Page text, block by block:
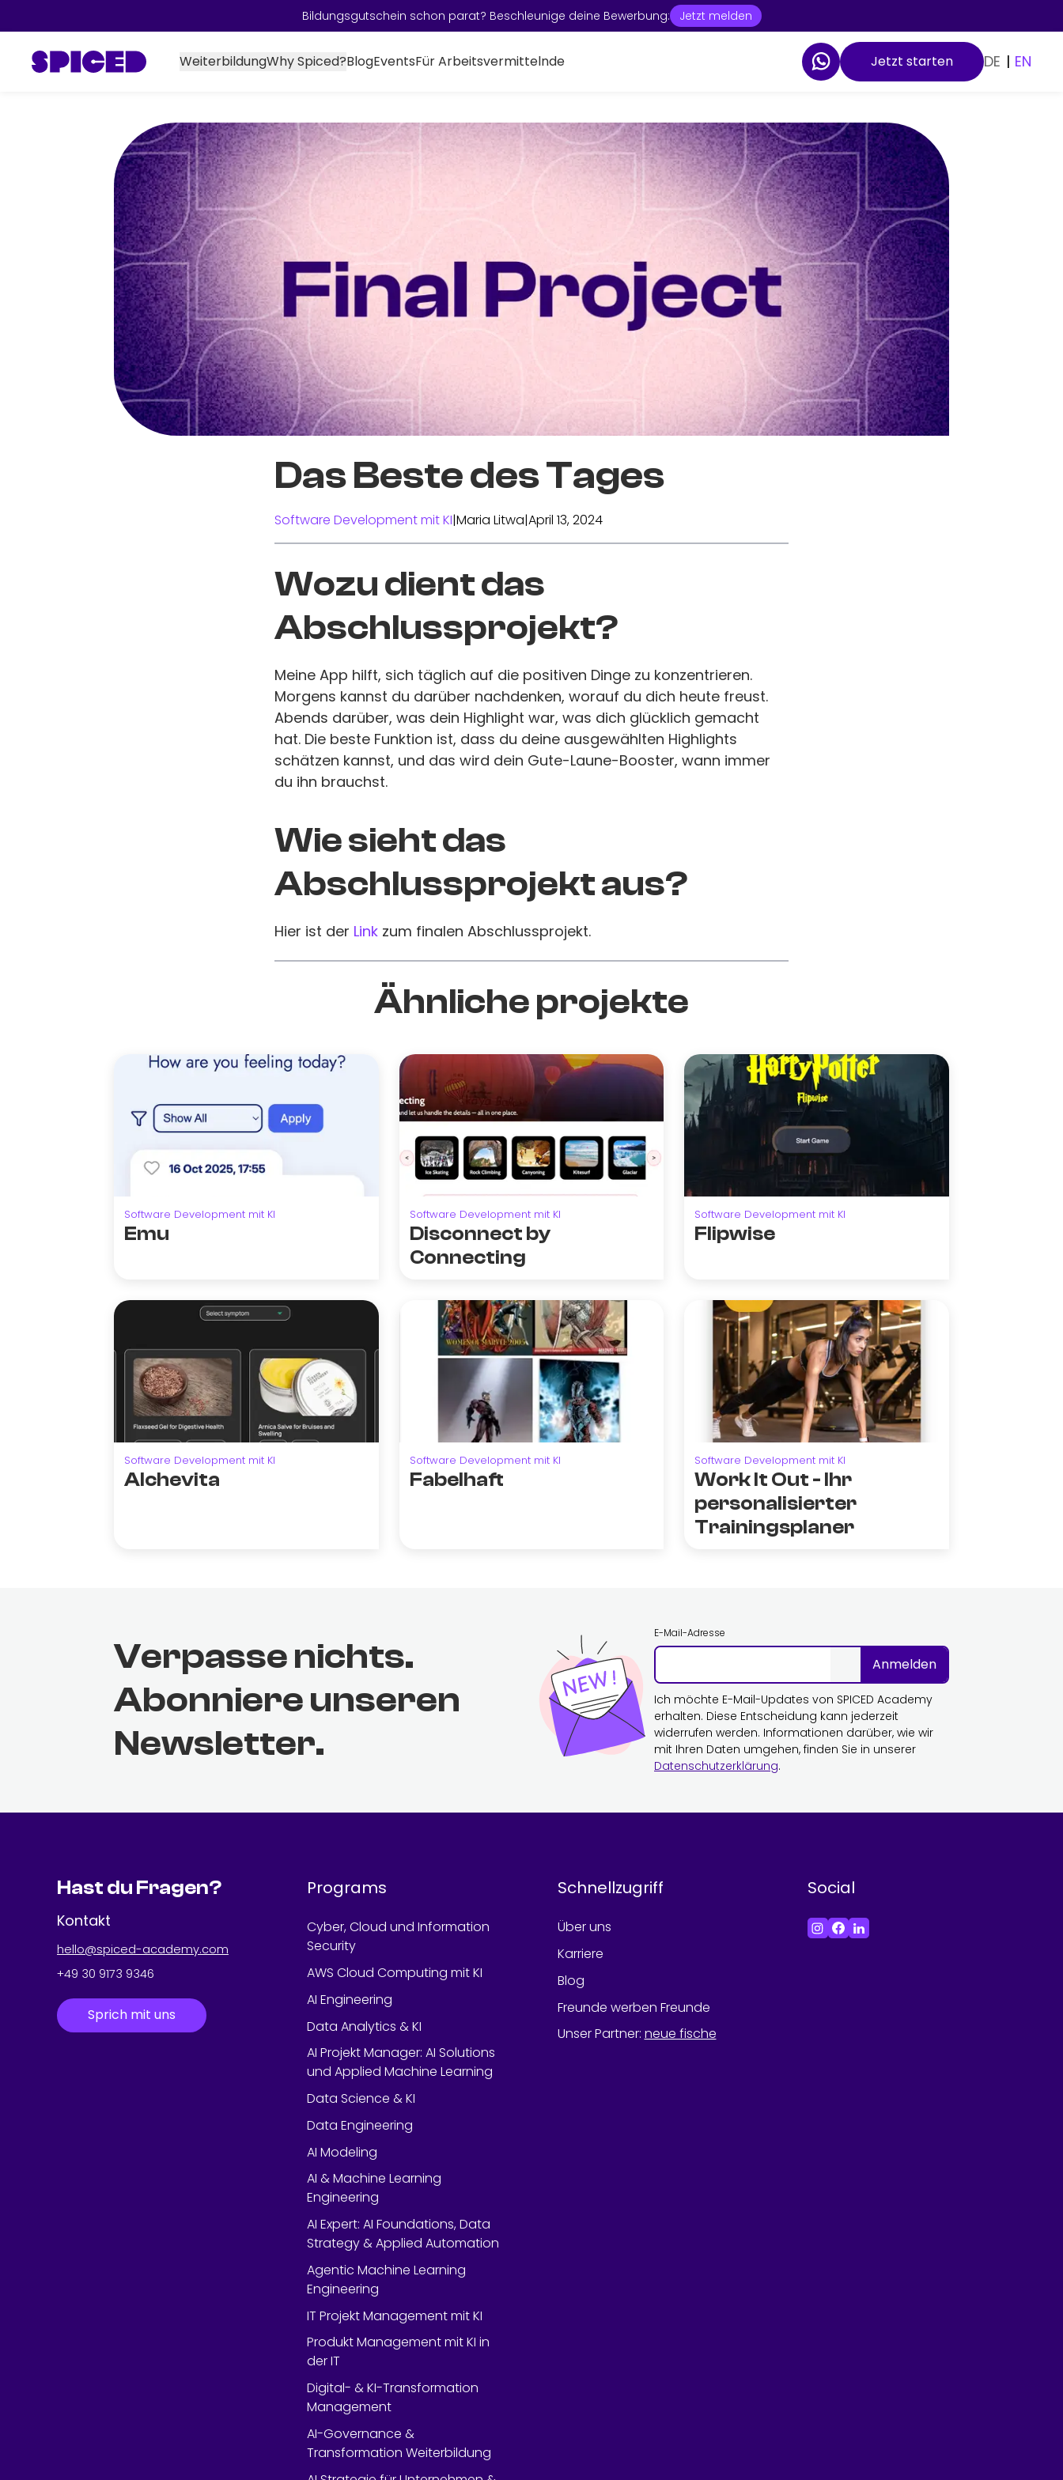
Bildungsgutschein schon parat? Beschleunige deine Bewerbung: Jetzt melden
WeiterbildungWhy Spiced?BlogEventsFür Arbeitsvermittelnde Jetzt starten DE | EN
Das Beste des Tages
Software Development mit KI|Maria Litwa|April 13, 2024
Wozu dient das
Abschlussprojekt?
Meine App hilft, sich täglich auf die positiven Dinge zu konzentrieren.
Morgens kannst du darüber nachdenken, worauf du dich heute freust.
Abends darüber, was dein Highlight war, was dich glücklich gemacht
hat. Die beste Funktion ist, dass du deine ausgewählten Highlights
schätzen kannst, und das wird dein Gute-Laune-Booster, wann immer
du ihn brauchst.
Wie sieht das
Abschlussprojekt aus?
Hier ist der Link zum finalen Abschlussprojekt.
Ähnliche projekte
Software Development mit KI
Emu
Software Development mit KI
Disconnect by
Connecting
Software Development mit KI
Flipwise
Software Development mit KI
Alchevita
Software Development mit KI
Fabelhaft
Software Development mit KI
Work It Out - Ihr
personalisierter
Trainingsplaner
Verpasse nichts.
Abonniere unseren
Newsletter.
E-Mail-Adresse
Anmelden
Ich möchte E-Mail-Updates von SPICED Academy
erhalten. Diese Entscheidung kann jederzeit
widerrufen werden. Informationen darüber, wie wir
mit Ihren Daten umgehen, finden Sie in unserer
Datenschutzerklärung.
Hast du Fragen?
Kontakt
hello@spiced-academy.com
+49 30 9173 9346
Sprich mit uns
Programs
Cyber, Cloud und Information
Security
AWS Cloud Computing mit KI
AI Engineering
Data Analytics & KI
AI Projekt Manager: AI Solutions
und Applied Machine Learning
Data Science & KI
Data Engineering
AI Modeling
AI & Machine Learning
Engineering
AI Expert: AI Foundations, Data
Strategy & Applied Automation
Agentic Machine Learning
Engineering
IT Projekt Management mit KI
Produkt Management mit KI in
der IT
Digital- & KI-Transformation
Management
AI-Governance &
Transformation Weiterbildung
Schnellzugriff
Über uns
Karriere
Blog
Freunde werben Freunde
Unser Partner: neue fische
Social